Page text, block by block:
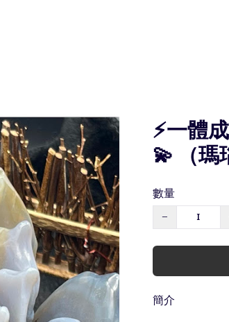
⚡️一體
💫 （瑪
數量
−
簡介